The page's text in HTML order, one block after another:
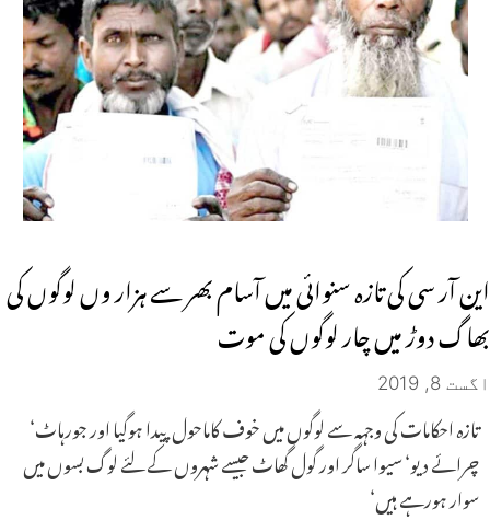
این آر سی کی تازہ سنوائی میں آسام بھر سے ہزار وں لوگوں کی
بھاگ دوڑ میں چار لوگوں کی موت
اگست 8, 2019
تازہ احکامات کی وجہہ سے لوگوں میں خوف کاماحول پیدا ہوگیا اور جورہاٹ‘
چرائے دیو‘ سیوا ساگر اور گول گھاٹ جیسے شہروں کے لئے لوگ بسوں میں
سوار ہورہے ہیں‘